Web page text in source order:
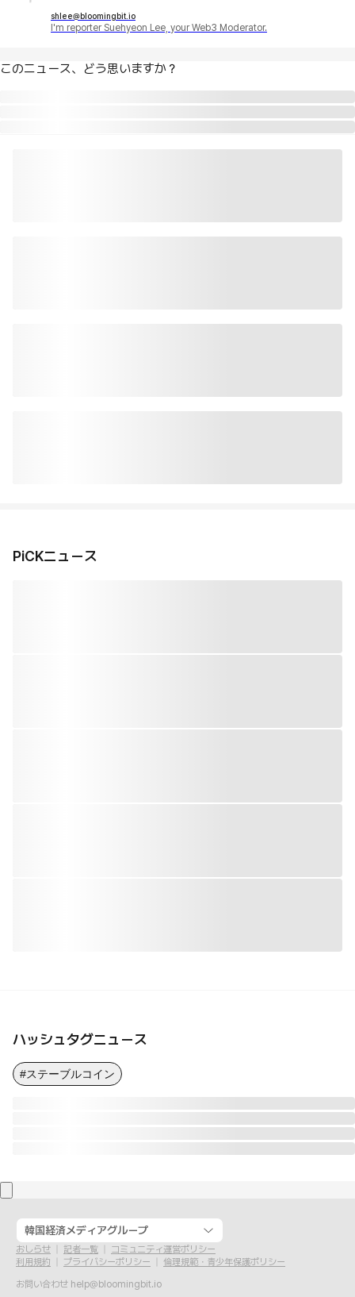
shlee@bloomingbit.io
I'm reporter Suehyeon Lee, your Web3 Moderator.
このニュース、どう思いますか？
PiCKニュース
ハッシュタグニュース
#ステーブルコイン
韓国経済メディアグループ
おしらせ 記者一覧
コミュニティ運営ポリシー
利用規約
プライバシーポリシー
倫理規範・青少年保護ポリシー
お問い合わせ help@bloomingbit.io